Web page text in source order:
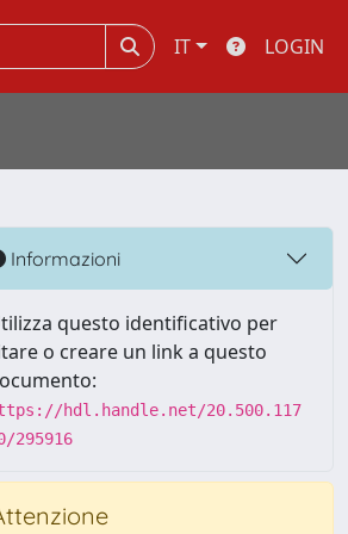
IT LOGIN
Informazioni
questo identificativo per
o creare un link a questo
hdl.handle.net/20.500.117
295916